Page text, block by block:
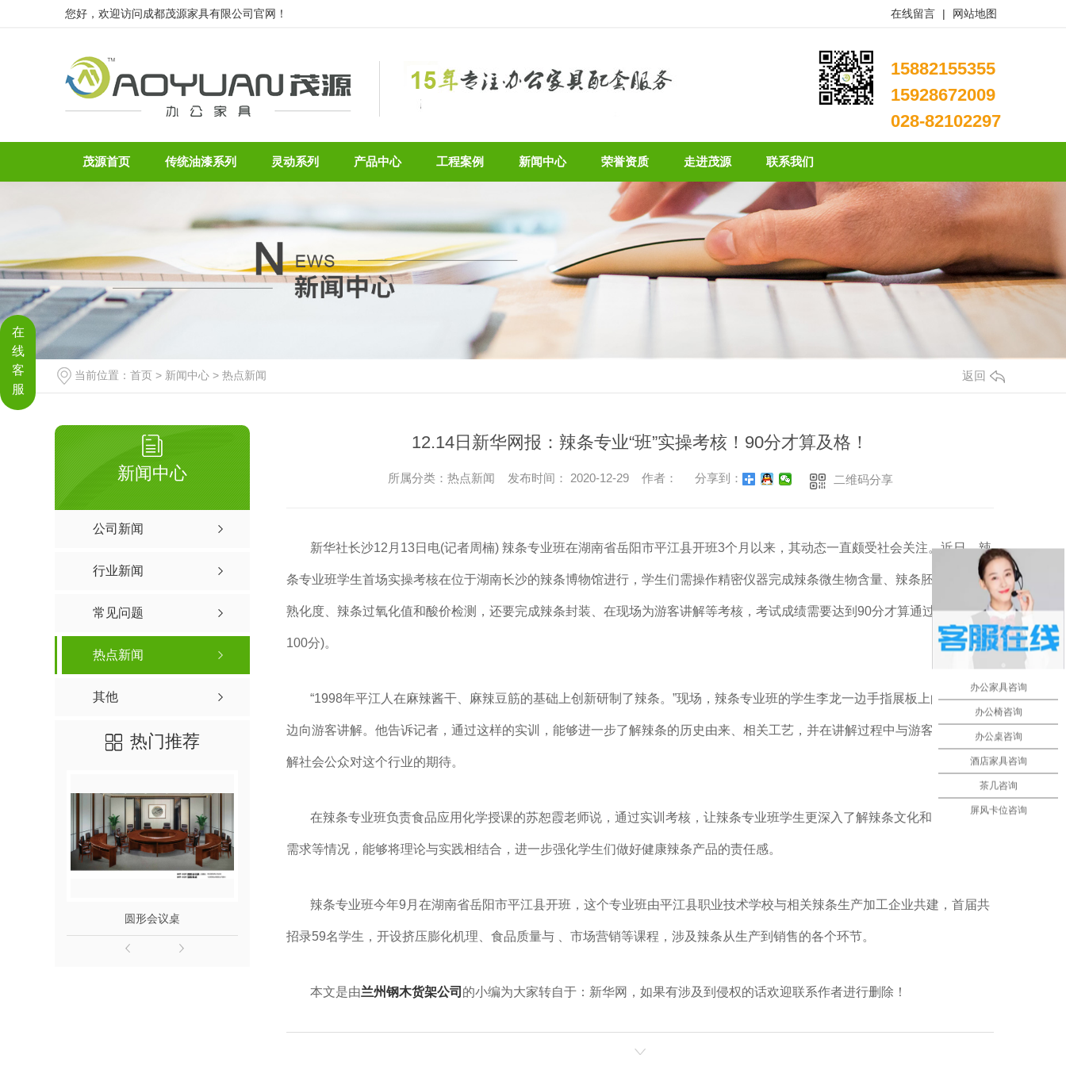
您好，欢迎访问成都茂源家具有限公司官网！ 在线留言 | 网站地图
15882155355
15928672009
028-82102297
茂源首页 传统油漆系列 灵动系列 产品中心 工程案例 新闻中心 荣誉资质 走进茂源 联系我们
当前位置： 首页 > 新闻中心 > 热点新闻 返回
新闻中心
公司新闻
行业新闻
常见问题
热点新闻
其他
热门推荐
圆形会议桌
12.14日新华网报：辣条专业“班”实操考核！90分才算及格！
所属分类：热点新闻 发布时间： 2020-12-29 作者： 分享到： 二维码分享
新华社长沙12月13日电(记者周楠) 辣条专业班在湖南省岳阳市平江县开班3个月以来，其动态一直颇受社会关注。近日，辣
条专业班学生首场实操考核在位于湖南长沙的辣条博物馆进行，学生们需操作精密仪器完成辣条微生物含量、辣条胚体结构和
熟化度、辣条过氧化值和酸价检测，还要完成辣条封装、在现场为游客讲解等考核，考试成绩需要达到90分才算通过(考试满分
100分)。
“1998年平江人在麻辣酱干、麻辣豆筋的基础上创新研制了辣条。”现场，辣条专业班的学生李龙一边手指展板上的图片，一
边向游客讲解。他告诉记者，通过这样的实训，能够进一步了解辣条的历史由来、相关工艺，并在讲解过程中与游客交流，了
解社会公众对这个行业的期待。
在辣条专业班负责食品应用化学授课的苏恕霞老师说，通过实训考核，让辣条专业班学生更深入了解辣条文化和市场消费
需求等情况，能够将理论与实践相结合，进一步强化学生们做好健康辣条产品的责任感。
辣条专业班今年9月在湖南省岳阳市平江县开班，这个专业班由平江县职业技术学校与相关辣条生产加工企业共建，首届共
招录59名学生，开设挤压膨化机理、食品质量与 、市场营销等课程，涉及辣条从生产到销售的各个环节。
本文是由兰州钢木货架公司 的小编为大家转自于：新华网，如果有涉及到侵权的话欢迎联系作者进行删除！
在
线
客
服
办公家具咨询
办公椅咨询
办公桌咨询
酒店家具咨询
茶几咨询
屏风卡位咨询